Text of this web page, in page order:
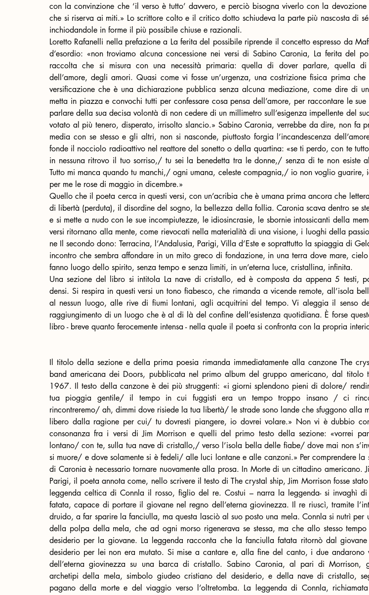
con la convinzione che ‘il verso è tutto’ davvero, e perciò bisogna viverlo con la
che si riserva ai miti.» Lo scrittore colto e il critico dotto schiudeva la parte più nascosta di
inchiodandole in forme il più possibile chiuse e razionali.
Loretto Rafanelli nella prefazione a La ferita del possibile riprende il concetto espresso da
d’esordio: «non troviamo alcuna concessione nei versi di Sabino Caronia, La ferita del
raccolta che si misura con una necessità primaria: quella di dover parlare, quella
dell’amore, degli amori. Quasi come vi fosse un’urgenza, una costrizione fisica prima che
versificazione che è una dichiarazione pubblica senza alcuna mediazione, come dire di
metta in piazza e convochi tutti per confessare cosa pensa dell’amore, per raccontare le
parlare della sua decisa volontà di non cedere di un millimetro sull’esigenza impellente del
votato al più tenero, disperato, irrisolto slancio.» Sabino Caronia, verrebbe da dire, non fa
media con se stesso e gli altri, non si nasconde, piuttosto forgia l’incandescenza
fonde il nocciolo radioattivo nel reattore del sonetto o della quartina: «se ti perdo, con te
in nessuna ritrovo il tuo sorriso,/ tu sei la benedetta tra le donne,/ senza di te non esiste
Tutto mi manca quando tu manchi,/ ogni umana, celeste compagnia,/ io non voglio
per me le rose di maggio in dicembre.»
Quello che il poeta cerca in questi versi, con un’acribia che è umana prima ancora che
di libertà (perduta), il disordine del sogno, la bellezza della follia. Caronia scava dentro se
e si mette a nudo con le sue incompiutezze, le idiosincrasie, le sbornie intossicanti della
versi ritornano alla mente, come rievocati nella materialità di una visione, i luoghi della
ne Il secondo dono: Terracina, l’Andalusia, Parigi, Villa d’Este e soprattutto la spiaggia di
incontro che sembra affondare in un mito greco di fondazione, in una terra dove mare,
fanno luogo dello spirito, senza tempo e senza limiti, in un’eterna luce, cristallina, infinita.
Una sezione del libro si intitola La nave di cristallo, ed è composta da appena 5 testi,
densi. Si respira in questi versi un tono fiabesco, che rimanda a vicende remote, all’isola
al nessun luogo, alle rive di fiumi lontani, agli acquitrini del tempo. Vi aleggia il senso
raggiungimento di un luogo che è al di là del confine dell’esistenza quotidiana. È forse
libro - breve quanto ferocemente intensa - nella quale il poeta si confronta con la propria
Il titolo della sezione e della prima poesia rimanda immediatamente alla canzone The
band americana dei Doors, pubblicata nel primo album del gruppo americano, dal titolo
1967. Il testo della canzone è dei più struggenti: «i giorni splendono pieni di dolore/
tua pioggia gentile/ il tempo in cui fuggisti era un tempo troppo insano / ci
rincontreremo/ ah, dimmi dove risiede la tua libertà/ le strade sono lande che sfuggono alla
libero dalla ragione per cui/ tu dovresti piangere, io dovrei volare.» Non vi è dubbio
consonanza fra i versi di Jim Morrison e quelli del primo testo della sezione: «vorrei
lontano/ con te, sulla tua nave di cristallo,/ verso l’isola bella delle fiabe/ dove mai non
si muore/ e dove solamente si è fedeli/ alle luci lontane e alle canzoni.» Per comprendere la
di Caronia è necessario tornare nuovamente alla prosa. In Morte di un cittadino americano.
Parigi, il poeta annota come, nello scrivere il testo di The crystal ship, Jim Morrison fosse
leggenda celtica di Connla il rosso, figlio del re. Costui – narra la leggenda- si invaghì
fatata, capace di portare il giovane nel regno dell’eterna giovinezza. Il re riuscì, tramite
druido, a far sparire la fanciulla, ma questa lasciò al suo posto una mela. Connla si nutrì per
della polpa della mela, che ad ogni morso rigenerava se stessa, ma che allo stesso tempo
desiderio per la giovane. La leggenda racconta che la fanciulla fatata ritornò dal
desiderio per lei non era mutato. Si mise a cantare e, alla fine del canto, i due andarono
dell’eterna giovinezza su una barca di cristallo. Sabino Caronia, al pari di Morrison,
archetipi della mela, simbolo giudeo cristiano del desiderio, e della nave di cristallo,
pagano della morte e del viaggio verso l’oltretomba. La leggenda di Connla,